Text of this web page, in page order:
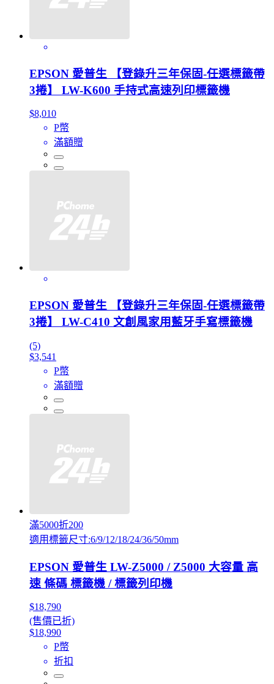
EPSON 愛普生 【登錄升三年保固-任選標籤帶
3捲】 LW-K600 手持式高速列印標籤機
$8,010
P幣
滿額贈
EPSON 愛普生 【登錄升三年保固-任選標籤帶
3捲】 LW-C410 文創風家用藍牙手寫標籤機
(5)
$3,541
P幣
滿額贈
滿5000折200
適用標籤尺寸:6/9/12/18/24/36/50mm
EPSON 愛普生 LW-Z5000 / Z5000 大容量 高
速 條碼 標籤機 / 標籤列印機
$18,790
(售價已折)
$18,990
P幣
折扣